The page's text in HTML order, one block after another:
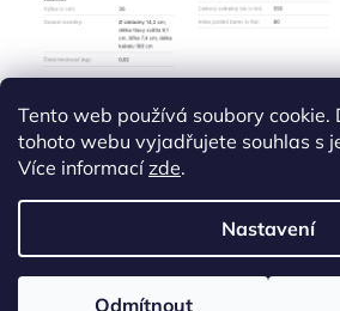
Tento web používá soubory cookie.
tohoto webu vyjadřujete souhlas s
Více informacízde.
Nastavení
Odmítnout
Vytvořil
Copyright 2026Thomapex.shop .